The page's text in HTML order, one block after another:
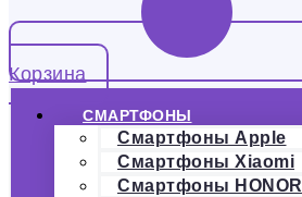
Корзина
СМАРТФОНЫ
Смартфоны Apple
Смартфоны Xiaomi
Смартфоны HONOR